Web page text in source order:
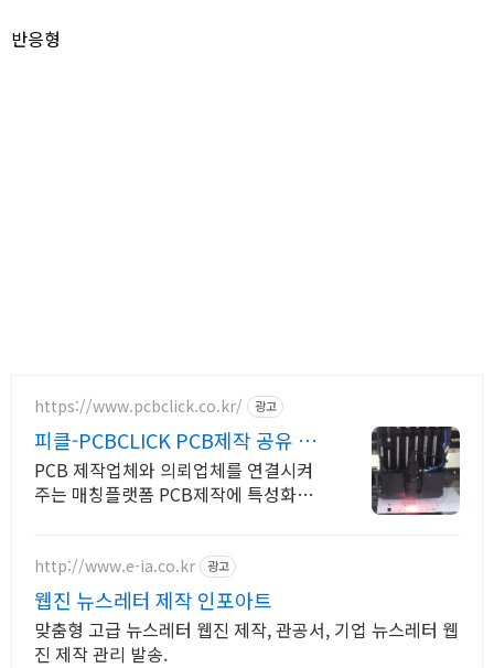
반응형
https://www.pcbclick.co.kr/ 광고
피클-PCBCLICK PCB제작 공유 플
랫폼
PCB 제작업체와 의뢰업체를 연결시켜
주는 매칭플랫폼 PCB제작에 특성화된
http://www.e-ia.co.kr 광고
웹진 뉴스레터 제작 인포아트
맞춤형 고급 뉴스레터 웹진 제작, 관공서, 기업 뉴스레터 웹
진 제작 관리 발송.